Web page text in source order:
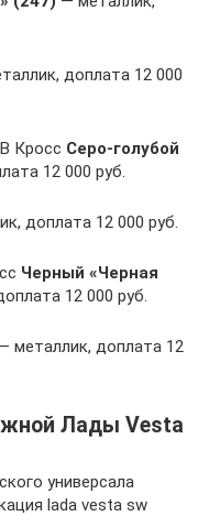
доплата 12 000
Кросс Серо-голубой
12 000 руб.
доплата 12 000 руб.
Черный «Черная
12 000 руб.
металлик, доплата 12
Лады Vesta
универсала
lada vesta sw